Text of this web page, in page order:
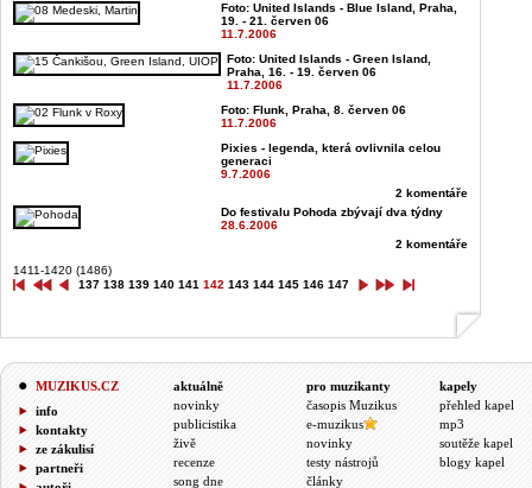
Foto: United Islands - Blue Island, Praha,
19. - 21. červen 06
11.7.2006
Foto: United Islands - Green Island,
Praha, 16. - 19. červen 06
11.7.2006
Foto: Flunk, Praha, 8. červen 06
11.7.2006
Pixies - legenda, která ovlivnila celou
generaci
9.7.2006
2 komentáře
Do festivalu Pohoda zbývají dva týdny
28.6.2006
2 komentáře
1411-1420 (1486)
137 138 139 140 141 142 143 144 145 146 147
MUZIKUS.CZ
info
kontakty
ze zákulisí
partneři
aktuálně
novinky
publicistika
živě
recenze
song dne
pro muzikanty
časopis Muzikus
e-muzikus
novinky
testy nástrojů
články
kapely
přehled kapel
mp3
soutěže kapel
blogy kapel